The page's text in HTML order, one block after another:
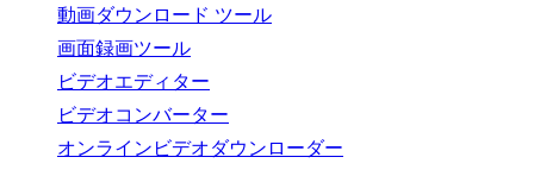
動画ダウンロード ツール
画面録画ツール
ビデオエディター
ビデオコンバーター
オンラインビデオダウンローダー